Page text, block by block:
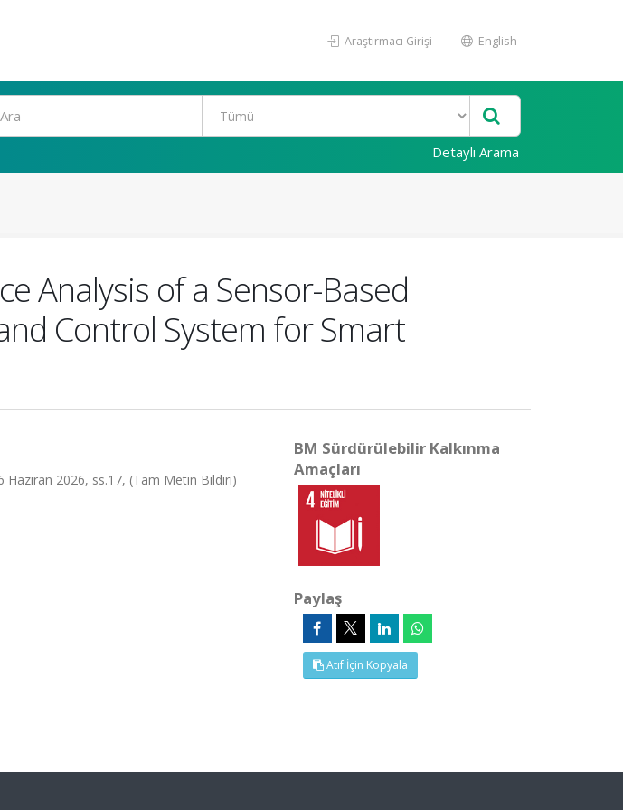
Araştırmacı Girişi English
Detaylı Arama
Analysis of a Sensor-Based
Control System for Smart
2026, ss.17, (Tam Metin Bildiri)
BM Sürdürülebilir Kalkınma
Amaçları
Paylaş
Atıf İçin Kopyala